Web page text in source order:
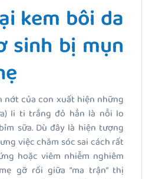
kem bôi da
sinh bị mụn
nớt của con xuất hiện những
li ti trắng đỏ hẳn là nỗi lo
sữa. Dù đây là hiện tượng
việc chăm sóc sai cách rất
hoặc viêm nhiễm nghiêm
gỡ rối giữa “ma trận” thị